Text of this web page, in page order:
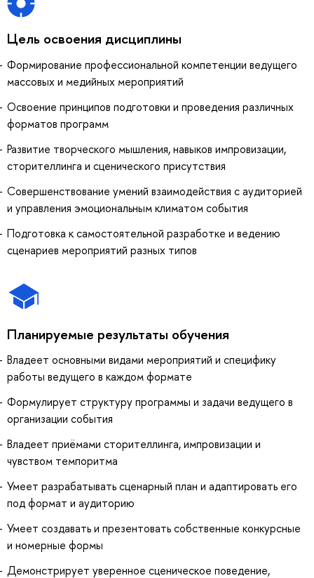
Цель освоения дисциплины
Формирование профессиональной компетенции ведущего
массовых и медийных мероприятий
Освоение принципов подготовки и проведения различных
форматов программ
Развитие творческого мышления, навыков импровизации,
сторителлинга и сценического присутствия
Совершенствование умений взаимодействия с аудиторией
и управления эмоциональным климатом события
Подготовка к самостоятельной разработке и ведению
сценариев мероприятий разных типов
Планируемые результаты обучения
Владеет основными видами мероприятий и специфику
работы ведущего в каждом формате
Формулирует структуру программы и задачи ведущего в
организации события
Владеет приёмами сторителлинга, импровизации и
чувством темпоритма
Умеет разрабатывать сценарный план и адаптировать его
под формат и аудиторию
Умеет создавать и презентовать собственные конкурсные
и номерные формы
Демонстрирует уверенное сценическое поведение,